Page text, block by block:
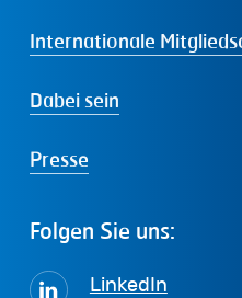
Internationale
Dabei sein
Presse
Folgen Sie uns:
LinkedIn